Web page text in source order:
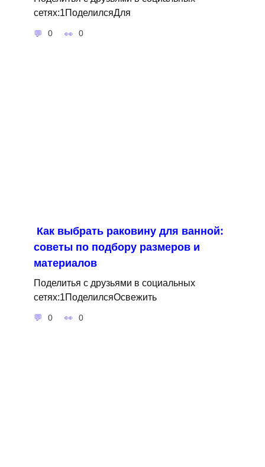
сетях:1ПоделилсяДля
0 0
Как выбрать раковину для ванной:
советы по подбору размеров и
материалов
Поделитья с друзьями в социальных
сетях:1ПоделилсяОсвежить
0 0